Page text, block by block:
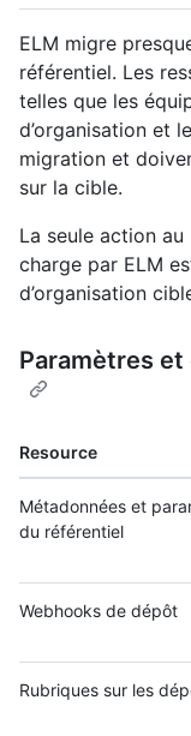
ELM migre
référentiel. Les
telles que les
d’organisation et
migration et
sur la cible.
La seule action au
charge par ELM
d’organisation
Paramètres
Resource
Métadonnées et
du référentiel
Webhooks de dépôt
Rubriques sur les